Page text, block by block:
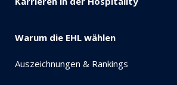
Warum die EHL wählen
Auszeichnungen & Rankings